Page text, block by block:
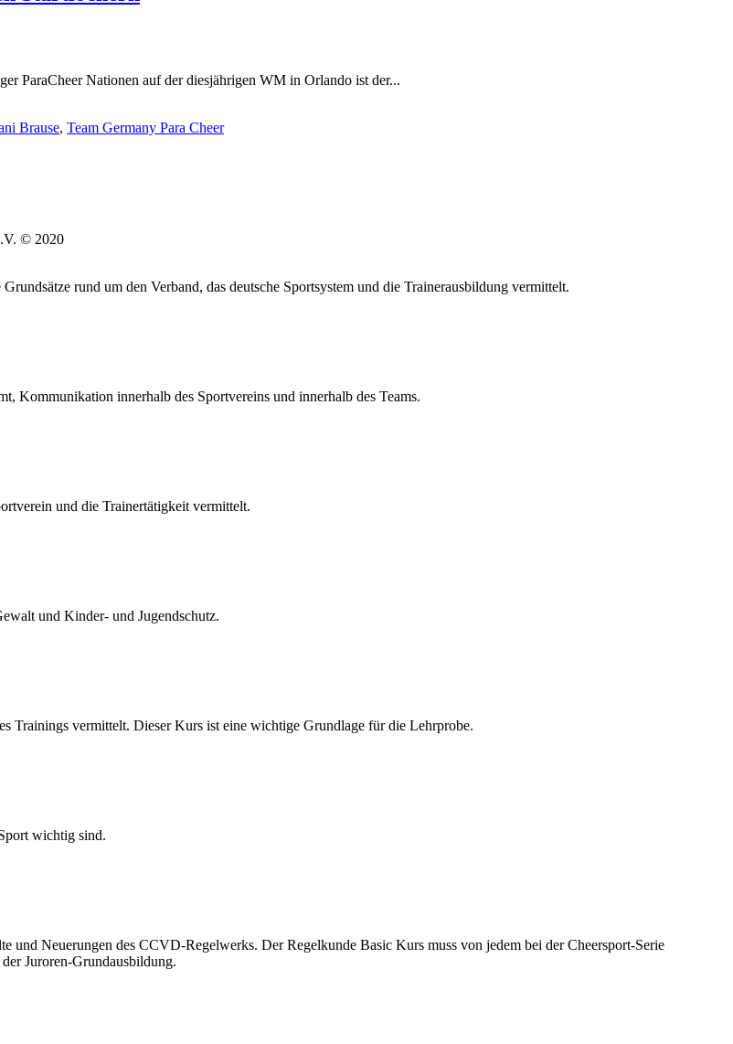
ParaCheer Nationen auf der diesjährigen WM in Orlando ist der...
Brause, Team Germany Para Cheer
© 2020
rund um den Verband, das deutsche Sportsystem und die Trainerausbildung vermittelt.
Kommunikation innerhalb des Sportvereins und innerhalb des Teams.
und die Trainertätigkeit vermittelt.
und Kinder- und Jugendschutz.
Trainings vermittelt. Dieser Kurs ist eine wichtige Grundlage für die Lehrprobe.
wichtig sind.
Neuerungen des CCVD-Regelwerks. Der Regelkunde Basic Kurs muss von jedem bei der Cheersport-Serie
Juroren-Grundausbildung.